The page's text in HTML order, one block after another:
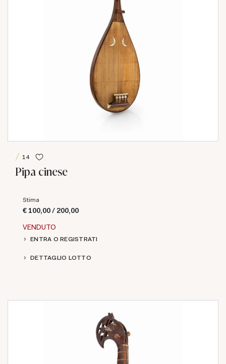
14
Pipa cinese
Stima
€ 100,00 / 200,00
VENDUTO
ENTRA O REGISTRATI
DETTAGLIO LOTTO